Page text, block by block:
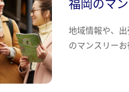
福岡のマ
地域情報や、
のマンスリーお